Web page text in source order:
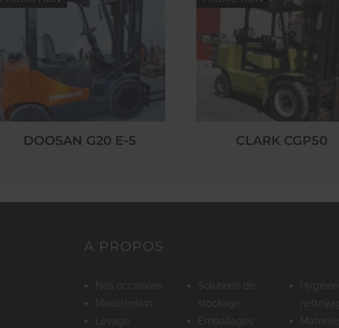
DOOSAN G20 E-5 CLARK CGP50
À PROPOS
nos occasions
manutention
solutions de
stockage
emballages
hygiène et
matériels pour